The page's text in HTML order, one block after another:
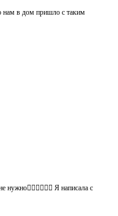
нам в дом пришло с таким
Я написала с